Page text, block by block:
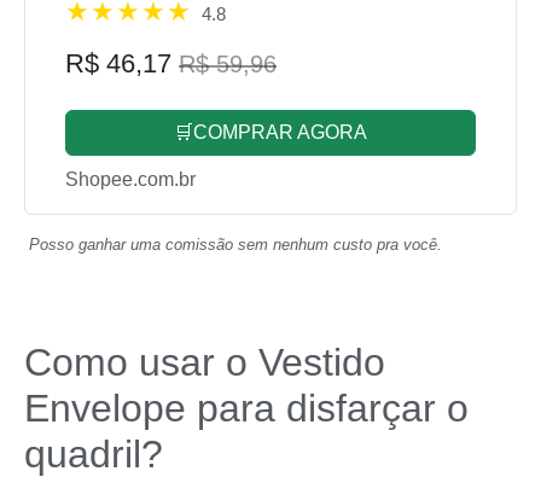
4.8
R$ 46,17 R$ 59,96
🛒COMPRAR AGORA
Shopee.com.br
Posso ganhar uma comissão sem nenhum custo pra você.
Como usar o Vestido
Envelope para disfarçar o
quadril?